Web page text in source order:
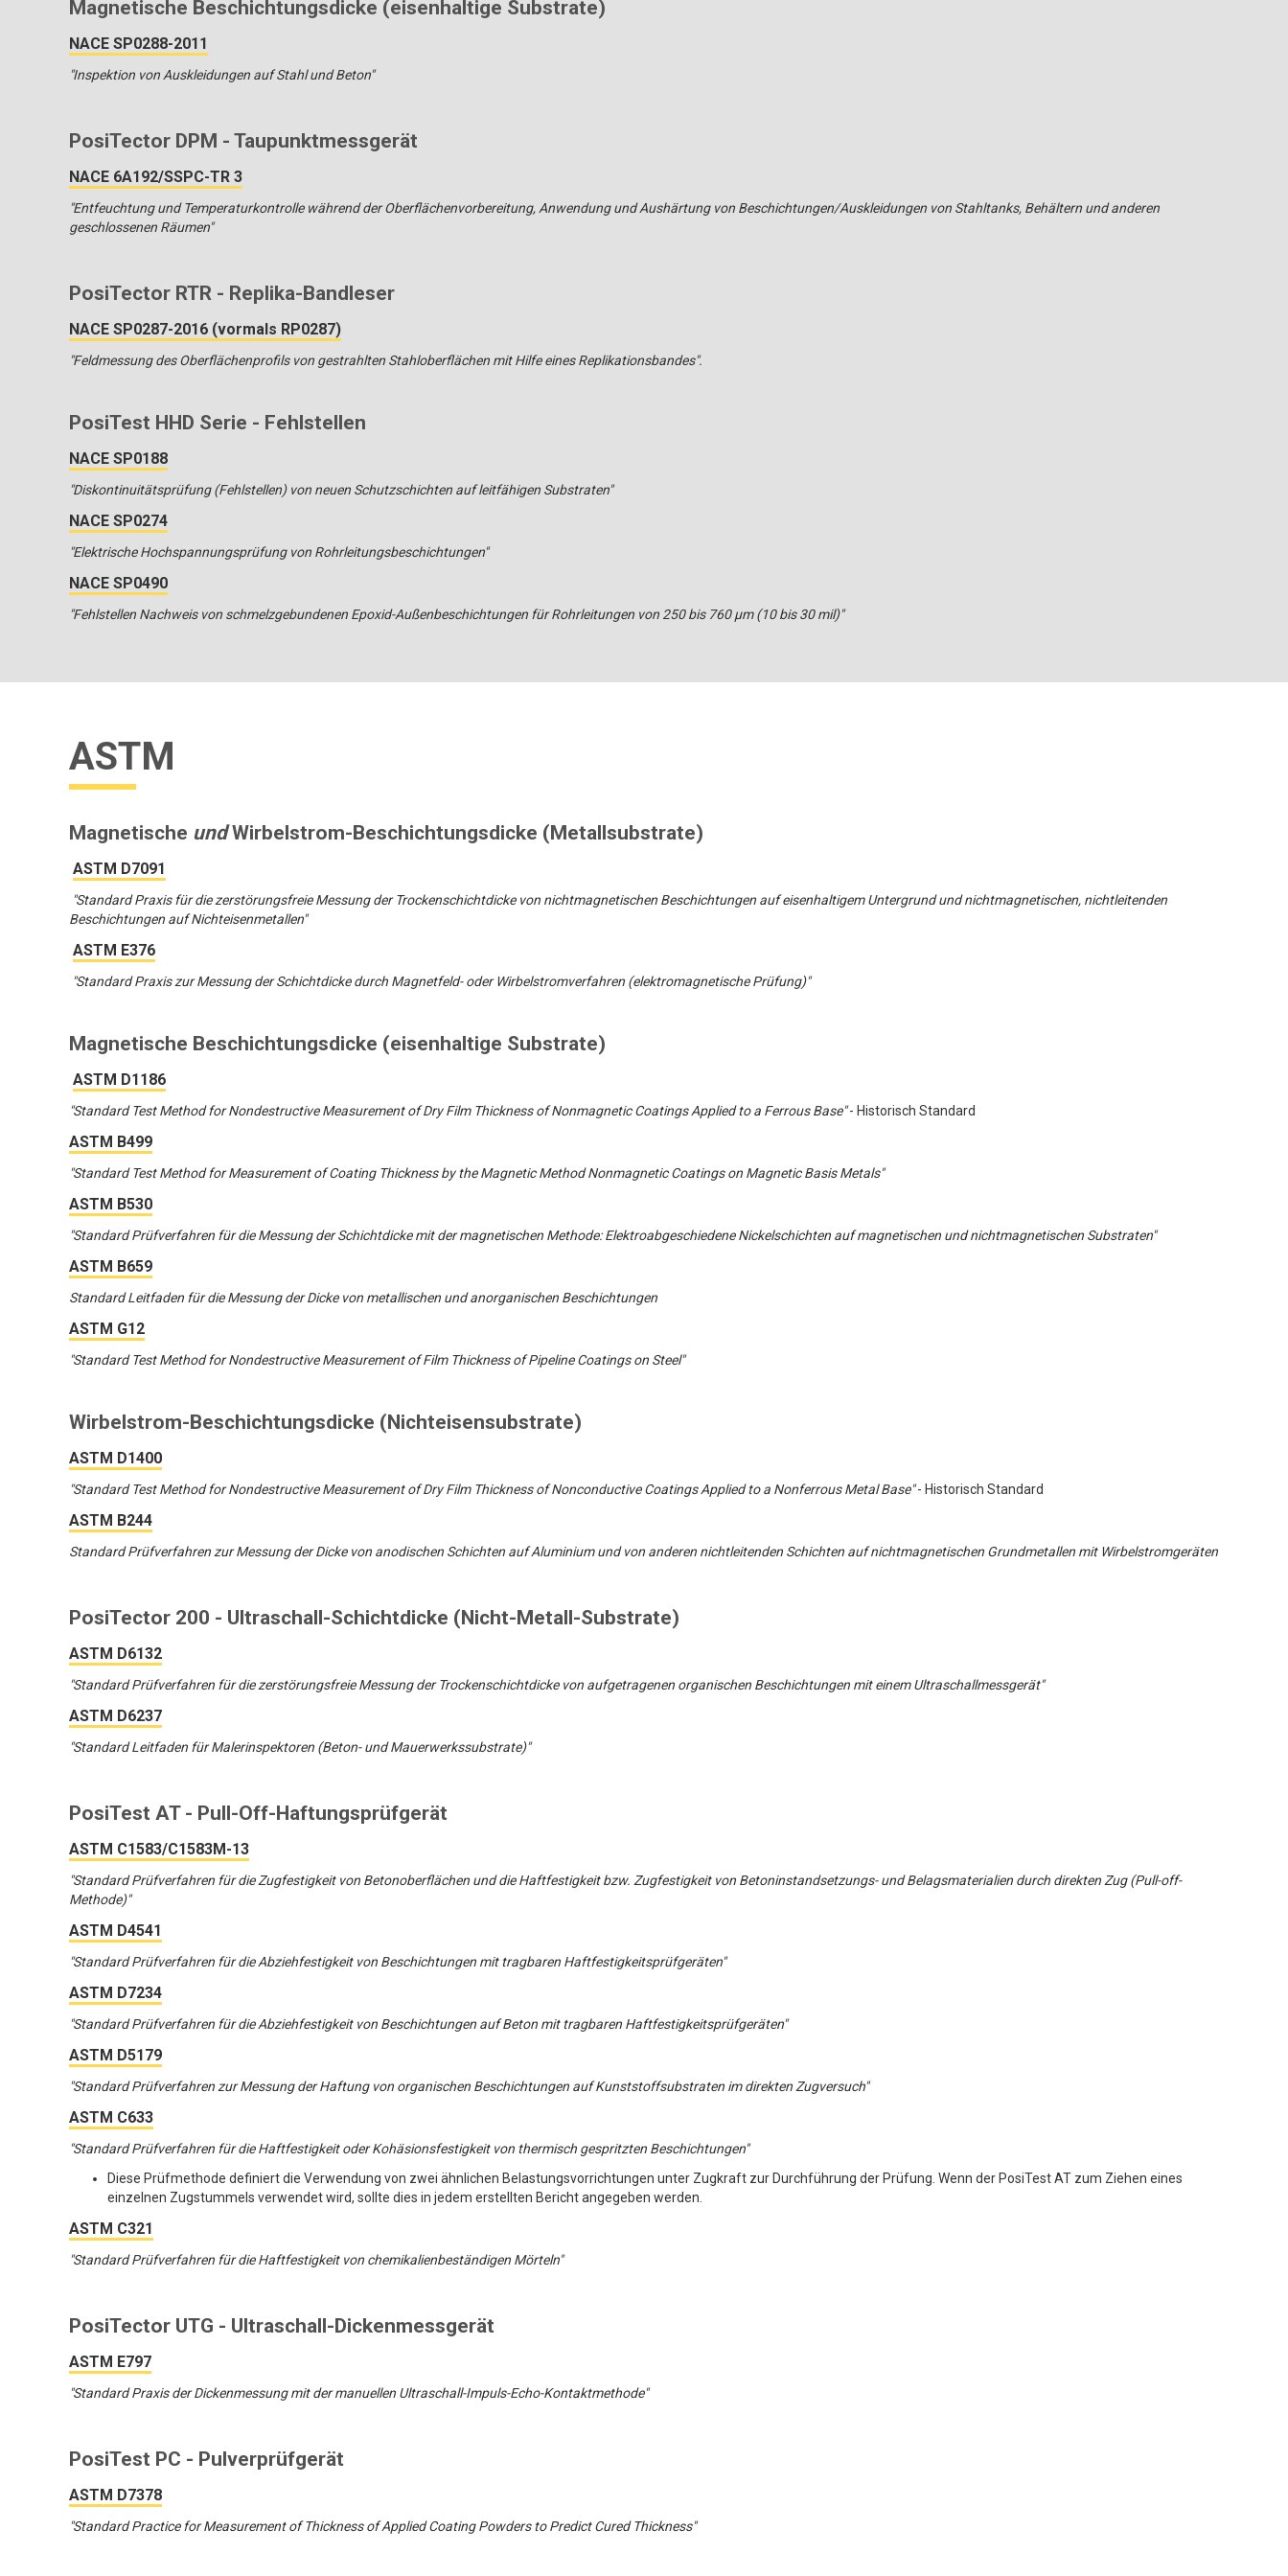
Magnetische Beschichtungsdicke (eisenhaltige Substrate)
NACE SP0288-2011
"Inspektion von Auskleidungen auf Stahl und Beton"
PosiTector DPM - Taupunktmessgerät
NACE 6A192/SSPC-TR 3
"Entfeuchtung und Temperaturkontrolle während der Oberflächenvorbereitung, Anwendung und Aushärtung von Beschichtungen/Auskleidungen von Stahltanks, Behältern und anderen
geschlossenen Räumen"
PosiTector RTR - Replika-Bandleser
NACE SP0287-2016 (vormals RP0287)
"Feldmessung des Oberflächenprofils von gestrahlten Stahloberflächen mit Hilfe eines Replikationsbandes".
PosiTest HHD Serie - Fehlstellen
NACE SP0188
"Diskontinuitätsprüfung (Fehlstellen) von neuen Schutzschichten auf leitfähigen Substraten"
NACE SP0274
"Elektrische Hochspannungsprüfung von Rohrleitungsbeschichtungen"
NACE SP0490
"Fehlstellen Nachweis von schmelzgebundenen Epoxid-Außenbeschichtungen für Rohrleitungen von 250 bis 760 µm (10 bis 30 mil)"
ASTM
Magnetische undWirbelstrom-Beschichtungsdicke (Metallsubstrate)
ASTM D7091
"Standard Praxis für die zerstörungsfreie Messung der Trockenschichtdicke von nichtmagnetischen Beschichtungen auf eisenhaltigem Untergrund und nichtmagnetischen, nichtleitenden
Beschichtungen auf Nichteisenmetallen"
ASTM E376
"Standard Praxis zur Messung der Schichtdicke durch Magnetfeld- oder Wirbelstromverfahren (elektromagnetische Prüfung)"
Magnetische Beschichtungsdicke (eisenhaltige Substrate)
ASTM D1186
"Standard Test Method for Nondestructive Measurement of Dry Film Thickness of Nonmagnetic Coatings Applied to a Ferrous Base"- Historisch Standard
ASTM B499
"Standard Test Method for Measurement of Coating Thickness by the Magnetic Method Nonmagnetic Coatings on Magnetic Basis Metals"
ASTM B530
"Standard Prüfverfahren für die Messung der Schichtdicke mit der magnetischen Methode: Elektroabgeschiedene Nickelschichten auf magnetischen und nichtmagnetischen Substraten"
ASTM B659
Standard Leitfaden für die Messung der Dicke von metallischen und anorganischen Beschichtungen
ASTM G12
"Standard Test Method for Nondestructive Measurement of Film Thickness of Pipeline Coatings on Steel"
Wirbelstrom-Beschichtungsdicke (Nichteisensubstrate)
ASTM D1400
"Standard Test Method for Nondestructive Measurement of Dry Film Thickness of Nonconductive Coatings Applied to a Nonferrous Metal Base"- Historisch Standard
ASTM B244
Standard Prüfverfahren zur Messung der Dicke von anodischen Schichten auf Aluminium und von anderen nichtleitenden Schichten auf nichtmagnetischen Grundmetallen mit Wirbelstromgeräten
PosiTector 200 - Ultraschall-Schichtdicke (Nicht-Metall-Substrate)
ASTM D6132
"Standard Prüfverfahren für die zerstörungsfreie Messung der Trockenschichtdicke von aufgetragenen organischen Beschichtungen mit einem Ultraschallmessgerät"
ASTM D6237
"Standard Leitfaden für Malerinspektoren (Beton- und Mauerwerkssubstrate)"
PosiTest AT - Pull-Off-Haftungsprüfgerät
ASTM C1583/C1583M-13
"Standard Prüfverfahren für die Zugfestigkeit von Betonoberflächen und die Haftfestigkeit bzw. Zugfestigkeit von Betoninstandsetzungs- und Belagsmaterialien durch direkten Zug (Pull-off-
Methode)"
ASTM D4541
"Standard Prüfverfahren für die Abziehfestigkeit von Beschichtungen mit tragbaren Haftfestigkeitsprüfgeräten"
ASTM D7234
"Standard Prüfverfahren für die Abziehfestigkeit von Beschichtungen auf Beton mit tragbaren Haftfestigkeitsprüfgeräten"
ASTM D5179
"Standard Prüfverfahren zur Messung der Haftung von organischen Beschichtungen auf Kunststoffsubstraten im direkten Zugversuch"
ASTM C633
"Standard Prüfverfahren für die Haftfestigkeit oder Kohäsionsfestigkeit von thermisch gespritzten Beschichtungen"
Diese Prüfmethode definiert die Verwendung von zwei ähnlichen Belastungsvorrichtungen unter Zugkraft zur Durchführung der Prüfung. Wenn der PosiTest AT zum Ziehen eines
einzelnen Zugstummels verwendet wird, sollte dies in jedem erstellten Bericht angegeben werden.
ASTM C321
"Standard Prüfverfahren für die Haftfestigkeit von chemikalienbeständigen Mörteln"
PosiTector UTG - Ultraschall-Dickenmessgerät
ASTM E797
"Standard Praxis der Dickenmessung mit der manuellen Ultraschall-Impuls-Echo-Kontaktmethode"
PosiTest PC - Pulverprüfgerät
ASTM D7378
"Standard Practice for Measurement of Thickness of Applied Coating Powders to Predict Cured Thickness"